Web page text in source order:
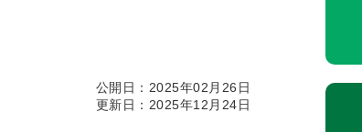
公開日：2025年02月26日
更新日：2025年12月24日